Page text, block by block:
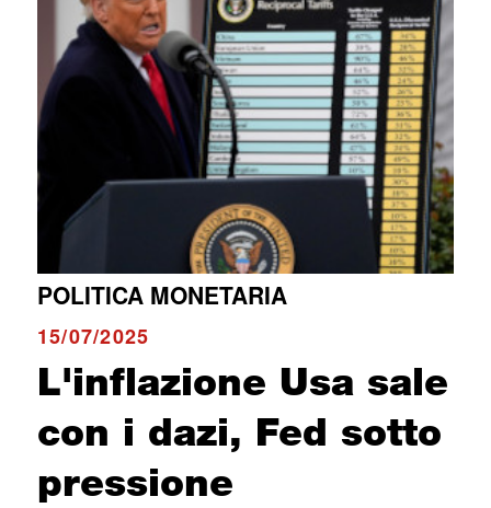
POLITICA MONETARIA
15/07/2025
L'inflazione Usa sale
con i dazi, Fed sotto
pressione